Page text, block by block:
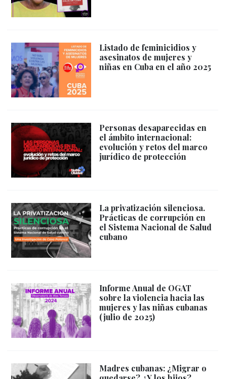
Listado de feminicidios y
asesinatos de mujeres y
niñas en Cuba en el año 2025
Personas desaparecidas en
el ámbito internacional:
evolución y retos del marco
jurídico de protección
La privatización silenciosa.
Prácticas de corrupción en
el Sistema Nacional de Salud
cubano
Informe Anual de OGAT
sobre la violencia hacia las
mujeres y las niñas cubanas
(julio de 2025)
Madres cubanas: ¿Migrar o